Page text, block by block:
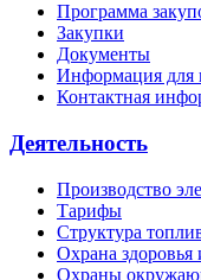
Программа
Закупки
Документы
Информация для
Контактная
Деятельность
Производство
Тарифы
Структура
Охрана здоровья
Охраны